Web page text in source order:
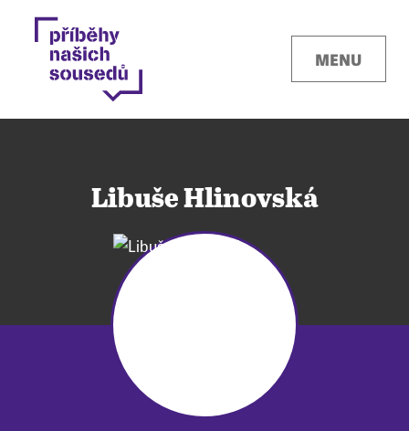
MENU
Libuše Hlinovská